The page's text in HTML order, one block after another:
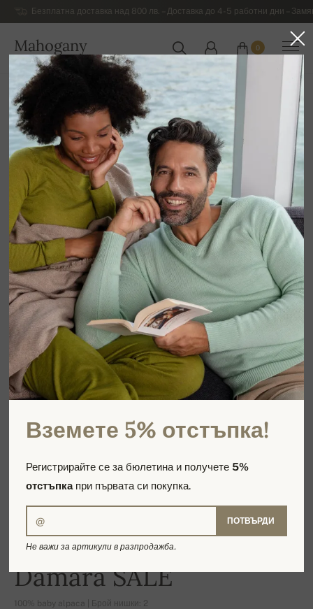
Безплатна доставка над 800 лв. – Доставка до 4-5 работни дни –
Mahogany
БЪЛГАРИЯ
0
Начална страница Разпродажба ДАМСКИ ДРЕХИ
-19%
Damara SALE
100% baby alpaca | Брой нишки: 2
Вземете 5% отстъпка!
Регистрирайте се за бюлетина и получете5%
отстъпкапри първата си покупка.
ПОТВЪРДИ
Не важи за артикули в разпродажба.